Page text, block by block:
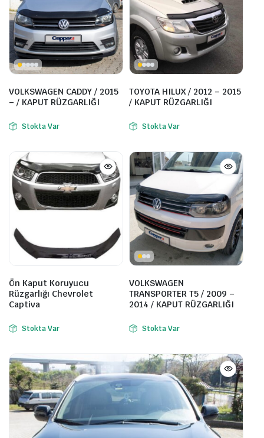
VOLKSWAGEN CADDY / 2015
– / KAPUT RÜZGARLIĞI
Stokta Var
TOYOTA HILUX / 2012 – 2015
/ KAPUT RÜZGARLIĞI
Stokta Var
Ön Kaput Koruyucu
Rüzgarlığı Chevrolet
Captiva
Stokta Var
VOLKSWAGEN
TRANSPORTER T5 / 2009 –
2014 / KAPUT RÜZGARLIĞI
Stokta Var